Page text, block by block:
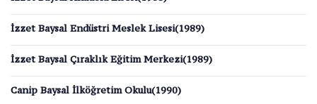
İzzet Baysal Endüstri Meslek Lisesi(1989)
İzzet Baysal Çıraklık Eğitim Merkezi(1989)
Canip Baysal İlköğretim Okulu(1990)